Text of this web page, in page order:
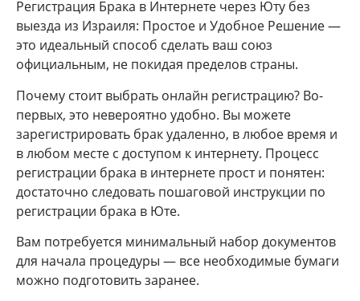
Регистрация Брака в Интернете через Юту без
выезда из Израиля: Простое и Удобное Решение —
это идеальный способ сделать ваш союз
официальным, не покидая пределов страны.
Почему стоит выбрать онлайн регистрацию? Во-
первых, это невероятно удобно. Вы можете
зарегистрировать брак удаленно, в любое время и
в любом месте с доступом к интернету. Процесс
регистрации брака в интернете прост и понятен:
достаточно следовать пошаговой инструкции по
регистрации брака в Юте.
Вам потребуется минимальный набор документов
для начала процедуры — все необходимые бумаги
можно подготовить заранее.